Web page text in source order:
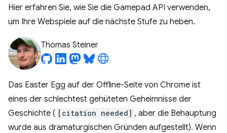
Hier erfahren Sie, wie Sie die Gamepad API verwenden,
um Ihre Webspiele auf die nächste Stufe zu heben.
Thomas Steiner
Das Easter Egg auf der Offline-Seite von Chrome ist
eines der schlechtest gehüteten Geheimnisse der
Geschichte ( [citation needed] , aber die Behauptung
wurde aus dramaturgischen Gründen aufgestellt). Wenn